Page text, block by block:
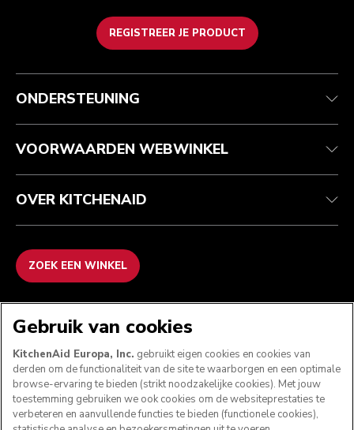
REGISTREER JE PRODUCT
Health check
Je bestelling volgen
Garantie en documenten
Veelgestelde vragen
Algemene voorwaarden
Retournering en terugbetaling
Imprint
ODR
Het merk
Zoek een winkel
ONDERSTEUNING
VOORWAARDEN WEBWINKEL
OVER KITCHENAID
ZOEK EEN WINKEL
VOLG ONS
Gebruik van cookies
KitchenAid Europa, Inc. gebruikt eigen cookies en cookies van
derden om de functionaliteit van de site te waarborgen en een optimale
browse-ervaring te bieden (strikt noodzakelijke cookies). Met jouw
toestemming gebruiken we ook cookies om de websiteprestaties te
verbeteren en aanvullende functies te bieden (functionele cookies),